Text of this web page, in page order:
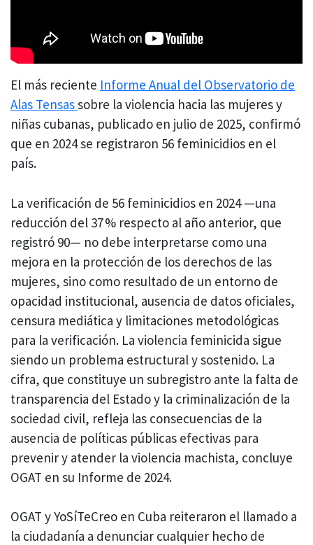
El más reciente Informe Anual del Observatorio de
Alas Tensassobre la violencia hacia las mujeres y
niñas cubanas, publicado en julio de 2025, confirmó
que en 2024 se registraron 56 feminicidios en el
país.
La verificación de 56 feminicidios en 2024 —una
reducción del 37 % respecto al año anterior, que
registró 90— no debe interpretarse como una
mejora en la protección de los derechos de las
mujeres, sino como resultado de un entorno de
opacidad institucional, ausencia de datos oficiales,
censura mediática y limitaciones metodológicas
para la verificación. La violencia feminicida sigue
siendo un problema estructural y sostenido. La
cifra, que constituye un subregistro ante la falta de
transparencia del Estado y la criminalización de la
sociedad civil, refleja las consecuencias de la
ausencia de políticas públicas efectivas para
prevenir y atender la violencia machista, concluye
OGAT en su Informe de 2024.
OGAT y YoSíTeCreo en Cuba reiteraron el llamado a
la ciudadanía a denunciar cualquier hecho de